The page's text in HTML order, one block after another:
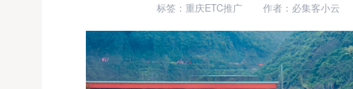
标签：重庆ETC推广 作者：必集客小云